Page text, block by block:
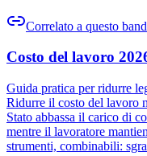
Correlato a questo
Costo del lavoro
Guida pratica per ridurre
Ridurre il costo del lavoro
Stato abbassa il carico di
mentre il lavoratore
strumenti, combinabili: